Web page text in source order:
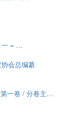
一 = …
会总编纂
一卷 / 分卷主…